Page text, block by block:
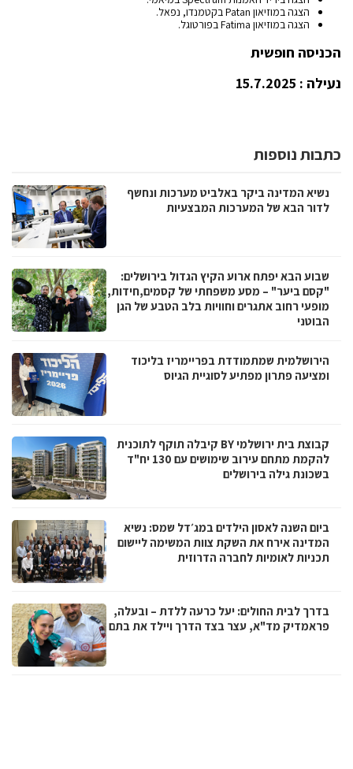
הצגה במוזיאון Patan בקטמנדו, נפאל.
הצגה במוזיאון Fatima בפורטוגל.
הכניסה חופשית
נעילה : 15.7.2025
כתבות נוספות
נשיא המדינה ביקר באלביט מערכות ונחשף
לדור הבא של המערכות המבצעיות
שבוע הבא יפתח ארוע הקיץ הגדול בירושלים:
"קסם ביער" – מסע משפחתי של קסמים,חידות,
מופעי רחוב אתגרים וחוויות בלב הטבע של הגן
הבוטני
הירושלמית שמתמודדת בפריימריז בליכוד
ומציעה פתרון מפתיע לסוגיית הגיוס
קבוצת בית ירושלמי BY קיבלה תוקף לתוכנית
להקמת מתחם עירוב שימושים עם 130 יח"ד
בשכונת גילה בירושלים
ביום השנה לאסון הילדים במג׳דל שמס: נשיא
המדינה אירח את השקת צוות המשימה ליישום
תכניות לאומיות לחברה הדרוזית
בדרך לבית החולים: יעל כרעה ללדת – ובעלה,
פראמדיק מד"א, עצר בצד הדרך ויילד את בתם